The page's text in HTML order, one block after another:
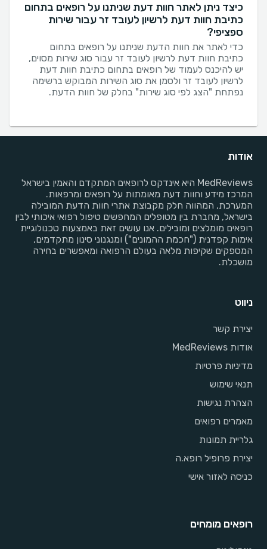
כיצד ניתן לאתר חוות דעת שניתנו על רופאים בתחום
כתיבת חוות דעת לרשיון לעובד זר עבור שירות
ספציפי?
כדי לאתר את חוות הדעת שניתנו על רופאים בתחום
כתיבת חוות דעת לרשיון לעובד זר עבור סוג שירות מסוים,
יש להיכנס לעמוד של רופאים בתחום כתיבת חוות דעת
לרשיון לעובד זר ולסמן את סוג השירות המבוקש ברשימה
נפתחת "הצג לפי סוג שירות" בחלק של חוות הדעת.
אודות
MedReviews היא אינדקס לרופאים המתקדם והאמין בישראל
המרכז מידע וחוות דעת מאומתות על רופאים ומרפאות.
המערכת, המהווה חלק מקבוצת אתרי חוות הדעת המובילה
בישראל, מחברת בין מטופלים המחפשים טיפול רפואי איכותי לבין
רופאים מומלצים ומובילים. אנו עושים זאת באמצעות טכנולוגיית
אימות קפדנית ("חכמת ההמונים") ומנגנוני סינון מתקדמים,
המספקים שקיפות מלאה בעולם הרפואה ומאפשרים בחירה
מושכלת.
ניווט
יצירת קשר
אודות MedReviews
מדיניות פרטיות
תנאי שימוש
הצהרת נגישות
מאמרים רפואים
גלריית תמונות
יצירת פרופיל רופא.ה
כניסה לאזור אישי
רופאים מומחים